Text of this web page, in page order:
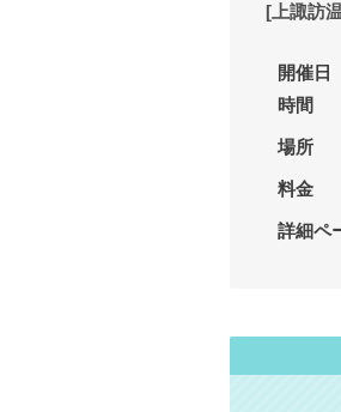
[上諏訪
開催日
時間
場所
料金
詳細ペ